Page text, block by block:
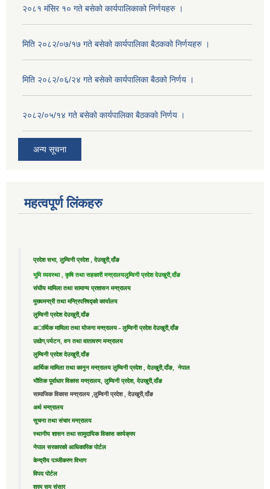
२०८१ मंसिर १० गते बसेको कार्यपालिकाको निर्णयहरु ।
मिति २०८२/०७/१७ गते बसेको कार्यपालिका बैठकको निर्णयहरु ।
मिति २०८२/०६/२४ गते बसेको कार्यपालिका बैठको निर्णय ।
२०८२/०५/१४ गते बसेको कार्यपालिका बैठकको निर्णय ।
अन्य सूचना
महत्वपूर्ण लिंकहरु
प्रदेश सभा, लुम्विनी प्रदेश , देउखुरी,दाँङ
भुमि व्यवस्था , कृषि तथा सहकारी मन्त्रालयलुम्विनी प्रदेश देउखुरी,दाँङ
संघीय मामिला तथा सामान्य प्रशासन मन्त्रालय
मुख्यमन्त्री तथा मन्त्रिपरिषद्को कार्यालय
लुम्विनी प्रदेश देउखुरी,दाँङ
अार्थिक मामिला तथा योजना मन्त्रालय - लुम्विनी प्रदेश देउखुरी,दाँङ
उद्याेग,पर्यटन, वन तथा वातावरण मन्त्रालय
लुम्विनी प्रदेश देउखुरी,दाँङ
आर्थिक मामिला तथा कानुन मन्त्रालय लुम्विनी प्रदेश , देउखुरी,दाँङ, नेपाल
भौतिक पूर्वाधार विकास मन्त्रालय, लुम्विनी प्रदेश, देउखुरी,दाँङ
सामाजिक विकास मन्त्रालय ,लुम्विनी प्रदेश , देउखुरी,दाँङ
अर्थ मन्त्रालय
सूचना तथा संचार मन्त्रालय
स्थानीय शासन तथा सामुदायिक विकास कार्यक्रम
नेपाल सरकारको आधिकारिक पोर्टल
केन्द्रीय पञ्जीकरण विभाग
विपद पोर्टल
श्रम सम संसार